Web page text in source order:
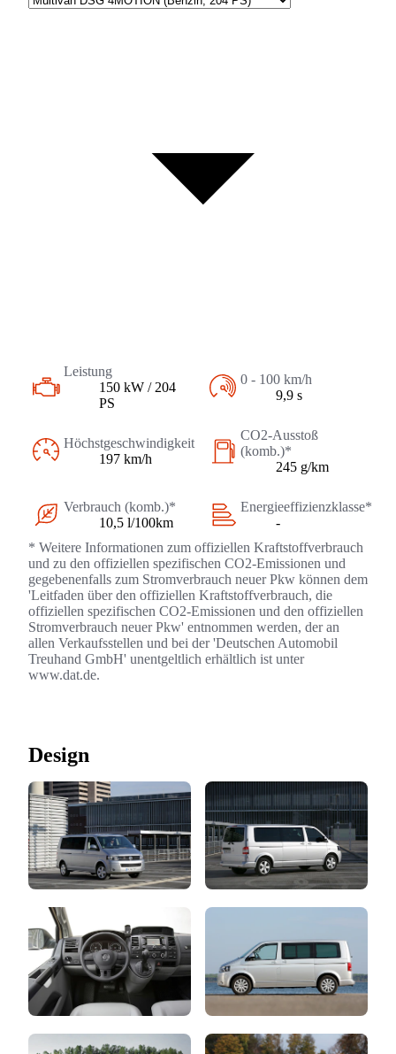
Leistung
150 kW / 204
PS
0 - 100 km/h
9,9 s
Höchstgeschwindigkeit
197 km/h
CO2-Ausstoß
(komb.)*
245 g/km
Verbrauch (komb.)*
10,5 l/100km
Energieeffizienzklasse*
-
* Weitere Informationen zum offiziellen Kraftstoffverbrauch
und zu den offiziellen spezifischen CO2-Emissionen und
gegebenenfalls zum Stromverbrauch neuer Pkw können dem
'Leitfaden über den offiziellen Kraftstoffverbrauch, die
offiziellen spezifischen CO2-Emissionen und den offiziellen
Stromverbrauch neuer Pkw' entnommen werden, der an
allen Verkaufsstellen und bei der 'Deutschen Automobil
Treuhand GmbH' unentgeltlich erhältlich ist unter
www.dat.de.
Design